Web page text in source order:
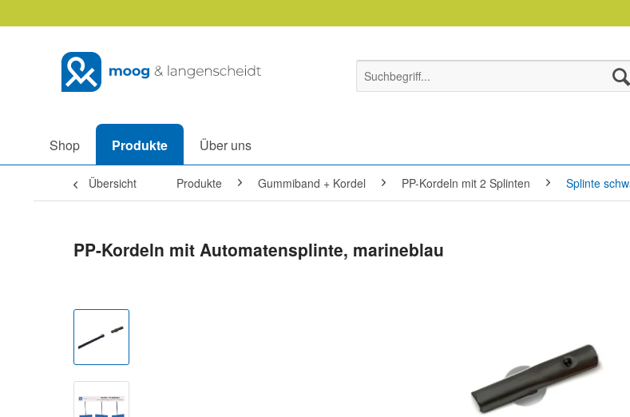
Shop Produkte Über uns
Übersicht Produkte Gummiband + Kordel PP-Kordeln mit 2 Splinten Splinte
PP-Kordeln mit Automatensplinte, marineblau